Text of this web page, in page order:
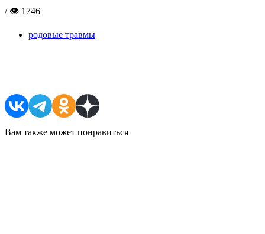
/ 👁 1746
родовые травмы
Вам также может понравиться